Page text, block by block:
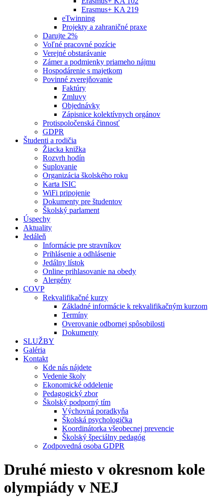
Erasmus+ KA 219
eTwinning
Projekty a zahraničné praxe
Darujte 2%
Voľné pracovné pozície
Verejné obstarávanie
Zámer a podmienky priameho nájmu
Hospodárenie s majetkom
Povinné zverejňovanie
Faktúry
Zmluvy
Objednávky
Zápisnice kolektívnych orgánov
Protispoločenská činnosť
GDPR
Študenti a rodičia
Žiacka knižka
Rozvrh hodín
Suplovanie
Organizácia školského roku
Karta ISIC
WiFi pripojenie
Dokumenty pre študentov
Školský parlament
Úspechy
Aktuality
Jedáleň
Informácie pre stravníkov
Prihlásenie a odhlásenie
Jedálny lístok
Online prihlasovanie na obedy
Alergény
COVP
Rekvalifikačné kurzy
Základné informácie k rekvalifikačným kurzom
Termíny
Overovanie odbornej spôsobilosti
Dokumenty
SLUŽBY
Galéria
Kontakt
Kde nás nájdete
Vedenie školy
Ekonomické oddelenie
Pedagogický zbor
Školský podporný tím
Výchovná poradkyňa
Školská psychologička
Koordinátorka všeobecnej prevencie
Školský špeciálny pedagóg
Zodpovedná osoba GDPR
Druhé miesto v okresnom kole
olympiády v NEJ